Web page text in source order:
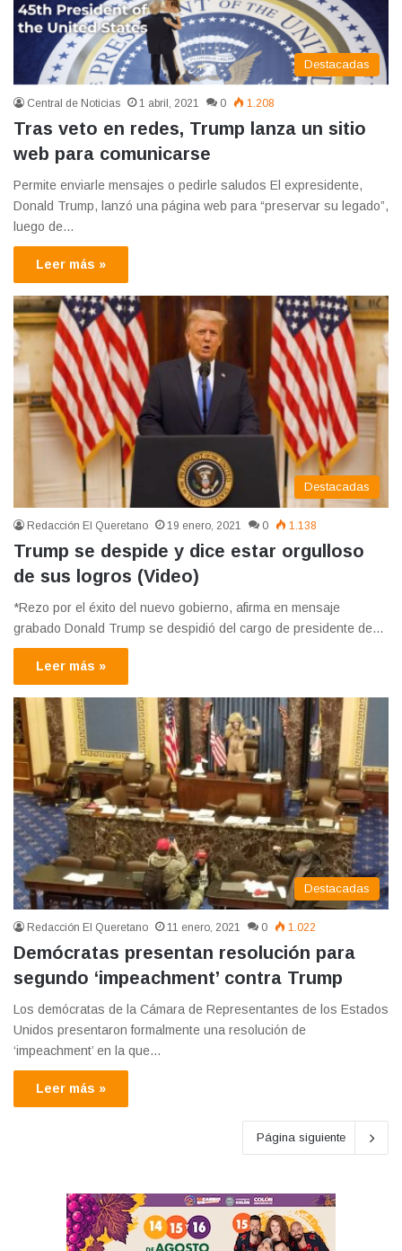
Destacadas
Central de Noticias 1 abril, 2021 0 1.208
Tras veto en redes, Trump lanza un sitio
web para comunicarse
Permite enviarle mensajes o pedirle saludos El expresidente,
Donald Trump, lanzó una página web para “preservar su legado”,
luego de…
Leer más »
Destacadas
Redacción El Queretano 19 enero, 2021 0 1.138
Trump se despide y dice estar orgulloso
de sus logros (Video)
*Rezo por el éxito del nuevo gobierno, afirma en mensaje
grabado Donald Trump se despidió del cargo de presidente de…
Leer más »
Destacadas
Redacción El Queretano 11 enero, 2021 0 1.022
Demócratas presentan resolución para
segundo ‘impeachment’ contra Trump
Los demócratas de la Cámara de Representantes de los Estados
Unidos presentaron formalmente una resolución de
‘impeachment’ en la que…
Leer más »
Página siguiente